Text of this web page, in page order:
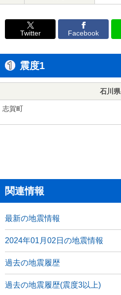
Twitter Facebook
震度1
石川県
志賀町
関連情報
最新の地震情報
2024年01月02日の地震情報
過去の地震履歴
過去の地震履歴(震度3以上)